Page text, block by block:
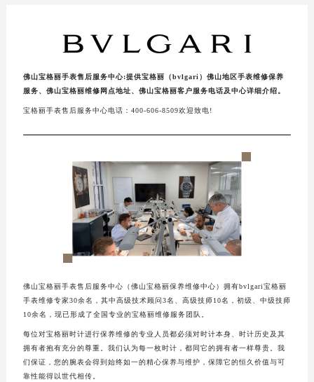
佛山宝格丽手表售后服务中心:提供宝格丽（bvlgari）佛山地区手表维修保养
服务、佛山宝格丽维修网点地址、佛山宝格丽客户服务电话及中心详细介绍。
宝格丽手表售后服务中心电话：400-606-8509欢迎致电!
佛山宝格丽手表售后服务中心（佛山宝格丽保养维修中心）拥有bvlgari宝格丽
手表维修专家30余名，其中高级技术顾问3名、高级技师10名，初级、中级技师
10余名，现已形成了全国专业的宝格丽维修服务团队。
每位对宝格丽时计进行保养维修的专业人员都必须对时计本身、时计历史及其
拥有者抱有充分的尊重。我们认为每一枚时计，都同它的拥有者一样尊贵。我
们保证，您的腕表会得到始终如一的精心保养与维护，保障它的恒久价值与可
靠性能得以世代相传。